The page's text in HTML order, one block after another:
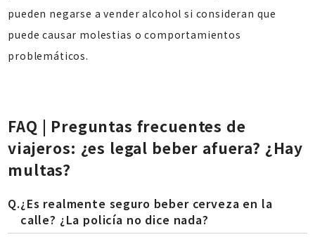
pueden negarse a vender alcohol si consideran que
puede causar molestias o comportamientos
problemáticos.
FAQ | Preguntas frecuentes de
viajeros: ¿es legal beber afuera? ¿Hay
multas?
¿Es realmente seguro beber cerveza en la
calle? ¿La policía no dice nada?